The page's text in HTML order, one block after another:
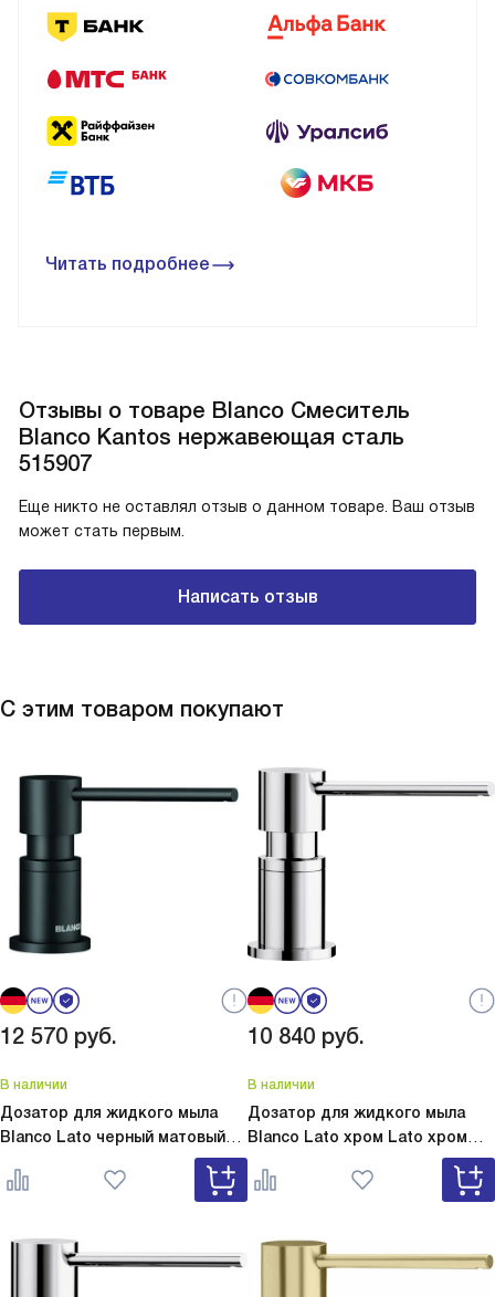
Читать подробнее
Отзывы о товаре Blanco Смеситель
Blanco Kantos нержавеющая сталь
515907
Еще никто не оставлял отзыв о данном товаре. Ваш отзыв
может стать первым.
Написать отзыв
С этим товаром покупают
12 570 руб.
В наличии
Дозатор для жидкого мыла
Blanco Lato черный матовый
Lato черный матовый 525789
10 840 руб.
В наличии
Дозатор для жидкого мыла
Blanco Lato хром Lato хром